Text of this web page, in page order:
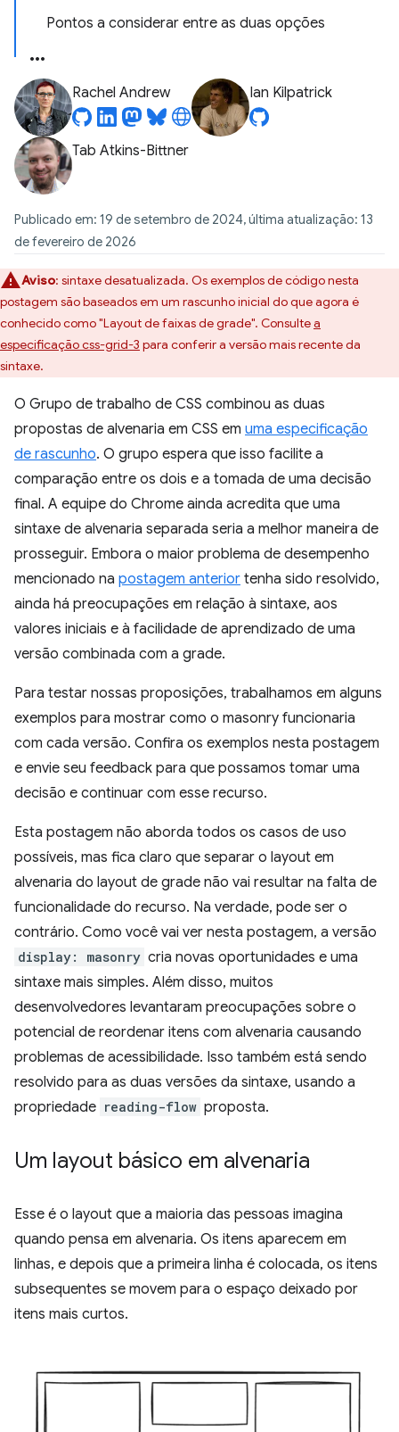
Pontos a considerar entre as duas opções
Rachel Andrew Ian Kilpatrick
Tab Atkins-Bittner
Publicado em: 19 de setembro de 2024, última atualização: 13
de fevereiro de 2026
Aviso: sintaxe desatualizada. Os exemplos de código nesta
postagem são baseados em um rascunho inicial do que agora é
conhecido como "Layout de faixas de grade". Consultea
especificação css-grid-3 para conferir a versão mais recente da
sintaxe.
O Grupo de trabalho de CSS combinou as duas
propostas de alvenaria em CSS em uma especificação
de rascunho. O grupo espera que isso facilite a
comparação entre os dois e a tomada de uma decisão
final. A equipe do Chrome ainda acredita que uma
sintaxe de alvenaria separada seria a melhor maneira de
prosseguir. Embora o maior problema de desempenho
mencionado na postagem anterior tenha sido resolvido,
ainda há preocupações em relação à sintaxe, aos
valores iniciais e à facilidade de aprendizado de uma
versão combinada com a grade.
Para testar nossas proposições, trabalhamos em alguns
exemplos para mostrar como o masonry funcionaria
com cada versão. Confira os exemplos nesta postagem
e envie seu feedback para que possamos tomar uma
decisão e continuar com esse recurso.
Esta postagem não aborda todos os casos de uso
possíveis, mas fica claro que separar o layout em
alvenaria do layout de grade não vai resultar na falta de
funcionalidade do recurso. Na verdade, pode ser o
contrário. Como você vai ver nesta postagem, a versão
display: masonry cria novas oportunidades e uma
sintaxe mais simples. Além disso, muitos
desenvolvedores levantaram preocupações sobre o
potencial de reordenar itens com alvenaria causando
problemas de acessibilidade. Isso também está sendo
resolvido para as duas versões da sintaxe, usando a
propriedade reading-flow proposta.
Um layout básico em alvenaria
Esse é o layout que a maioria das pessoas imagina
quando pensa em alvenaria. Os itens aparecem em
linhas, e depois que a primeira linha é colocada, os itens
subsequentes se movem para o espaço deixado por
itens mais curtos.